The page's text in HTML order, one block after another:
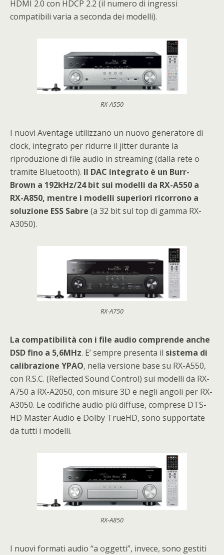
HDMI 2.0 con HDCP 2.2 (il numero di ingressi
compatibili varia a seconda dei modelli).
RX-A550
I nuovi Aventage utilizzano un nuovo generatore di
clock, integrato per ridurre il jitter durante la
riproduzione di file audio in streaming (dalla rete o
tramite Bluetooth). Il DAC integrato è un Burr-
Brown a 192kHz/24 bit sui modelli da RX-A550 a
RX-A850, mentre i modelli superiori ricorrono a
soluzione ESS Sabre (a 32 bit sul top di gamma RX-
A3050).
RX-A750
La compatibilità con i file audio comprende anche
DSD fino a 5,6MHz. E’ sempre presenta il sistema di
calibrazione YPAO, nella versione base su RX-A550,
con R.S.C. (Reflected Sound Control) sui modelli da RX-
A750 a RX-A2050, con misure 3D e negli angoli per RX-
A3050. Le codifiche audio più diffuse, comprese DTS-
HD Master Audio e Dolby TrueHD, sono supportate
da tutti i modelli.
RX-A850
I nuovi formati audio “a oggetti”, invece, sono gestiti